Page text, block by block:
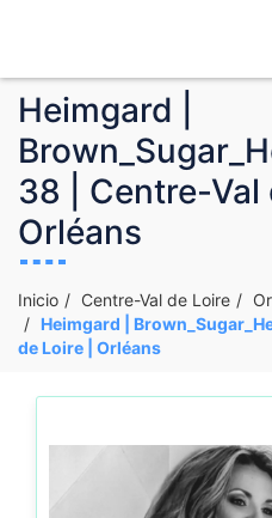
Heimgard |
38 | Centre-Val
Orléans
Inicio Centre-Val de Loire
Heimgard |
de Loire | Orléans